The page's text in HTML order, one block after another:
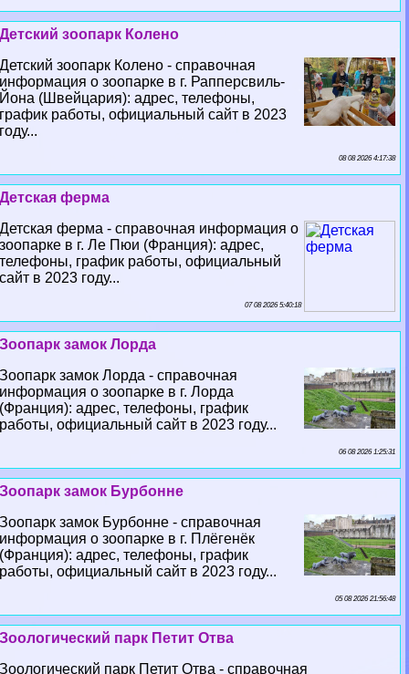
Детский зоопарк Колено
Детский зоопарк Колено - справочная
информация о зоопарке в г. Рапперсвиль-
Йона (Швейцария): адрес, телефоны,
график работы, официальный сайт в 2023
году...
08 08 2026 4:17:38
Детская ферма
Детская ферма - справочная информация о
зоопарке в г. Ле Пюи (Франция): адрес,
телефоны, график работы, официальный
сайт в 2023 году...
07 08 2026 5:40:18
Зоопарк замок Лорда
Зоопарк замок Лорда - справочная
информация о зоопарке в г. Лорда
(Франция): адрес, телефоны, график
работы, официальный сайт в 2023 году...
06 08 2026 1:25:31
Зоопарк замок Бурбонне
Зоопарк замок Бурбонне - справочная
информация о зоопарке в г. Плёгенёк
(Франция): адрес, телефоны, график
работы, официальный сайт в 2023 году...
05 08 2026 21:56:48
Зоологический парк Петит Отва
Зоологический парк Петит Отва - справочная